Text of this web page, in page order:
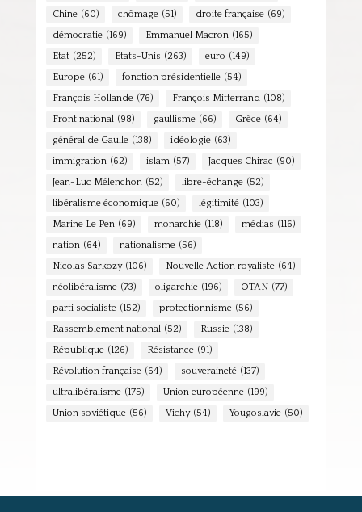
Chine (60) chômage (51) droite française (69)
démocratie (169) Emmanuel Macron (165)
Etat (252) Etats-Unis (263) euro (149)
Europe (61) fonction présidentielle (54)
François Hollande (76) François Mitterrand (108)
Front national (98) gaullisme (66) Grèce (64)
général de Gaulle (138) idéologie (63)
immigration (62) islam (57) Jacques Chirac (90)
Jean-Luc Mélenchon (52) libre-échange (52)
libéralisme économique (60) légitimité (103)
Marine Le Pen (69) monarchie (118) médias (116)
nation (64) nationalisme (56)
Nicolas Sarkozy (106) Nouvelle Action royaliste (64)
néolibéralisme (73) oligarchie (196) OTAN (77)
parti socialiste (152) protectionnisme (56)
Rassemblement national (52) Russie (138)
République (126) Résistance (91)
Révolution française (64) souveraineté (137)
ultralibéralisme (175) Union européenne (199)
Union soviétique (56) Vichy (54) Yougoslavie (50)